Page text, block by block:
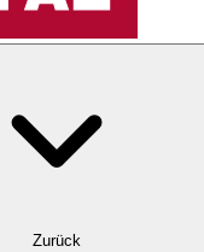
Zurück